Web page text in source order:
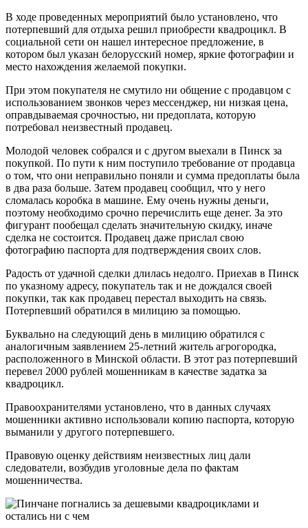
В ходе проведенных мероприятий было установлено, что
потерпевший для отдыха решил приобрести квадроцикл. В
социальной сети он нашел интересное предложение, в
котором был указан белорусский номер, яркие фотографии и
место нахождения желаемой покупки.
При этом покупателя не смутило ни общение с продавцом с
использованием звонков через мессенджер, ни низкая цена,
оправдываемая срочностью, ни предоплата, которую
потребовал неизвестный продавец.
Молодой человек собрался и с другом выехали в Пинск за
покупкой. По пути к ним поступило требование от продавца
о том, что они неправильно поняли и сумма предоплаты была
в два раза больше. Затем продавец сообщил, что у него
сломалась коробка в машине. Ему очень нужны деньги,
поэтому необходимо срочно перечислить еще денег. За это
фигурант пообещал сделать значительную скидку, иначе
сделка не состоится. Продавец даже прислал свою
фотографию паспорта для подтверждения своих слов.
Радость от удачной сделки длилась недолго. Приехав в Пинск
по указному адресу, покупатель так и не дождался своей
покупки, так как продавец перестал выходить на связь.
Потерпевший обратился в милицию за помощью.
Буквально на следующий день в милицию обратился с
аналогичным заявлением 25-летний житель агрогородка,
расположенного в Минской области. В этот раз потерпевший
перевел 2000 рублей мошенникам в качестве задатка за
квадроцикл.
Правоохранителями установлено, что в данных случаях
мошенники активно использовали копию паспорта, которую
выманили у другого потерпевшего.
Правовую оценку действиям неизвестных лиц дали
следователи, возбудив уголовные дела по фактам
мошенничества.